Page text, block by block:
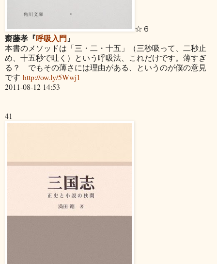
☆６
齋藤孝『呼吸入門』
本書のメソッドは「三・二・十五」（三秒吸って、二秒止
め、十五秒で吐く）という呼吸法、これだけです。薄すぎ
る？ でもその薄さには理由がある、というのが僕の意見
です http://ow.ly/5Wwj1
2011-08-12 14:53
41